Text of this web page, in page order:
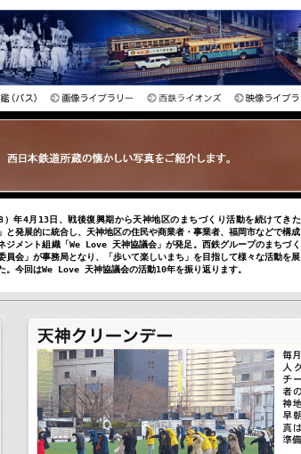
）年4月13日、戦後復興期から天神地区のまちづくり活動を続けてきた
と発展的に統合し、天神地区の住民や商業者・事業者、福岡市などで構成
ジメント組織「We Love 天神協議会」が発足。西鉄グループのまちづく
員会」が事務局となり、「歩いて楽しいまち」を目指して様々な活動を展
。今回はWe Love 天神協議会の活動10年を振り返ります。